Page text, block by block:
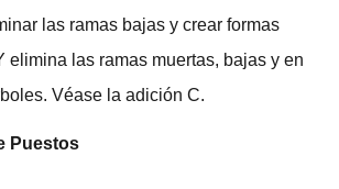
las ramas bajas y crear formas
elimina las ramas muertas, bajas y en
Véase la adición C.
Puestos